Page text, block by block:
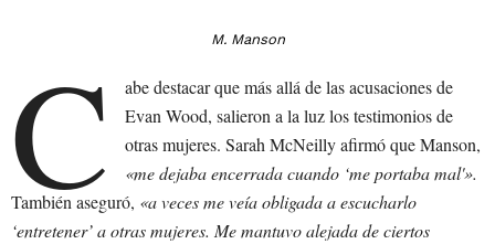
M. Manson
C
abe destacar que más allá de las acusaciones de
Evan Wood, salieron a la luz los testimonios de
otras mujeres. Sarah McNeilly afirmó que Manson,
«me dejaba encerrada cuando ‘me portaba mal'».
También aseguró, «a veces me veía obligada a escucharlo
‘entretener’ a otras mujeres. Me mantuvo alejada de ciertos